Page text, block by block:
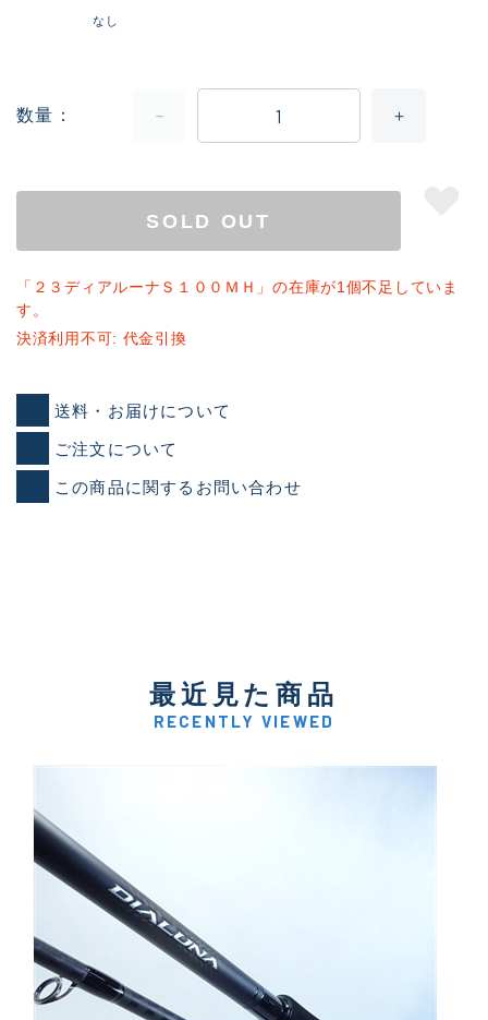
なし
数量
SOLD OUT
「２３ディアルーナＳ１００ＭＨ」の在庫が1個不足していま
す。
決済利用不可: 代金引換
送料・お届けについて
ご注文について
この商品に関するお問い合わせ
最近見た商品
RECENTLY VIEWED